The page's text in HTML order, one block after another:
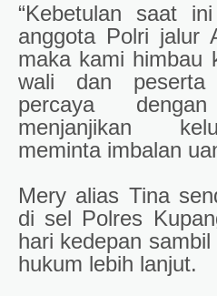
“Kebetulan saat
anggota Polri jalur
maka kami himbau
wali dan
percaya
menjanjikan
meminta imbalan
Mery alias Tina
di sel Polres
hari kedepan
hukum lebih lanjut.